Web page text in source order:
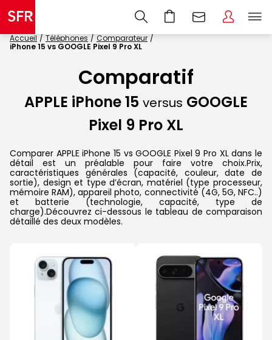
Accueil Téléphones
Comparateur
iPhone 15 vs GOOGLE Pixel 9 Pro XL
Comparatif
APPLE iPhone 15 versus GOOGLE
Pixel 9 Pro XL
Comparer APPLE iPhone 15 vs GOOGLE Pixel 9 Pro XL dans le
détail est un préalable pour faire votre choix.Prix,
caractéristiques générales (capacité, couleur, date de
sortie), design et type d’écran, matériel (type processeur,
mémoire RAM), appareil photo, connectivité (4G, 5G, NFC..)
et batterie (technologie, capacité, type de
charge).Découvrez ci-dessous le tableau de comparaison
détaillé des deux modèles.